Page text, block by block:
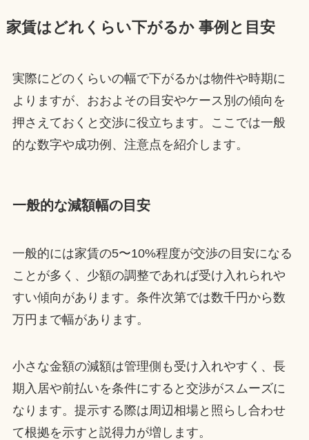
家賃はどれくらい下がるか 事例と目安
実際にどのくらいの幅で下がるかは物件や時期に
よりますが、おおよその目安やケース別の傾向を
押さえておくと交渉に役立ちます。ここでは一般
的な数字や成功例、注意点を紹介します。
一般的な減額幅の目安
一般的には家賃の5〜10%程度が交渉の目安になる
ことが多く、少額の調整であれば受け入れられや
すい傾向があります。条件次第では数千円から数
万円まで幅があります。
小さな金額の減額は管理側も受け入れやすく、長
期入居や前払いを条件にすると交渉がスムーズに
なります。提示する際は周辺相場と照らし合わせ
て根拠を示すと説得力が増します。